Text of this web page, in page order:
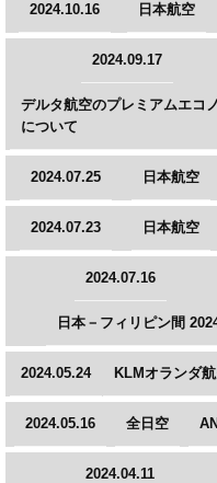
2024.10.16 日本航空
2024.09.17
デルタ航空のプレミアムエコ
について
2024.07.25 日本航空
2024.07.23 日本航空
2024.07.16
日本－フィリピン間
2024.05.24 KLMオランダ
2024.05.16 全日空
2024.04.11